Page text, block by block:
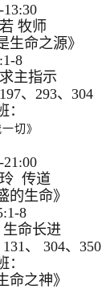
牧师
生命之源》
1-8
主指示
、293、 304
切》
传道
生命》
8
命长进
、 304、350
之神》